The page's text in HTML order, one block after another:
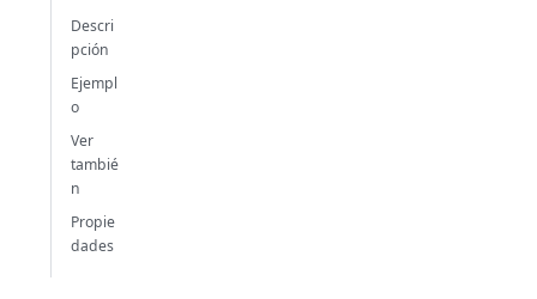
Descri
pción
Ejempl
o
Ver
tambié
n
Propie
dades